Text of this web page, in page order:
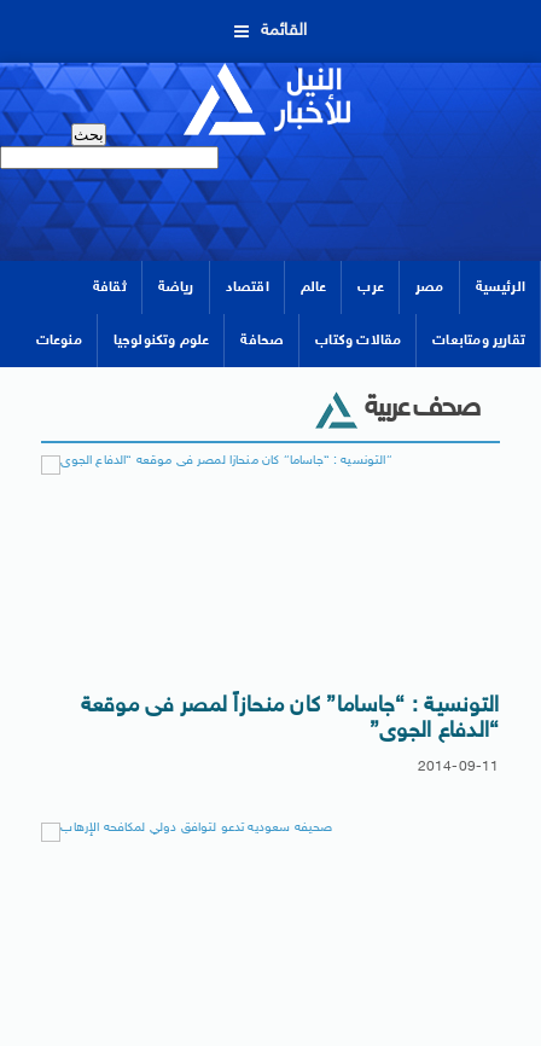
القائمة
الرئيسية مصر عرب عالم اقتصاد رياضة ثقافة
تقارير ومتابعات مقالات وكتاب صحافة علوم وتكنولوجيا منوعات
صحف عربية
التونسية : “جاساما” كان منحازاً لمصر فى موقعة
“الدفاع الجوى”
2014-09-11